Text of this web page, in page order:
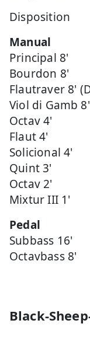
Disposition
Manual
Principal 8'
Bourdon 8'
Flautraver 8'
Viol di Gamb 8'
Octav 4'
Flaut 4'
Solicional 4'
Quint 3'
Octav 2'
Mixtur III 1'
Pedal
Subbass 16'
Octavbass 8'
Black-